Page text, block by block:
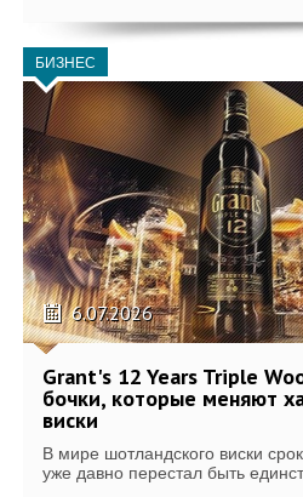
БИЗНЕС
6.07.2026
Grant's 12 Years Triple
бочки, которые меняют
виски
В мире шотландского виски
уже давно перестал быть